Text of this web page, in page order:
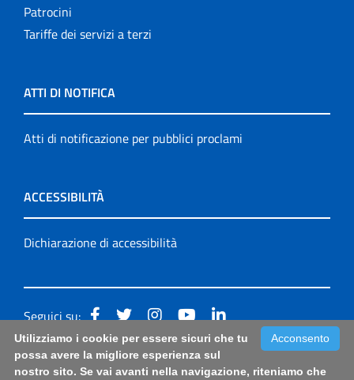
Patrocini
Tariffe dei servizi a terzi
ATTI DI NOTIFICA
Atti di notificazione per pubblici proclami
ACCESSIBILITÀ
Dichiarazione di accessibilità
Seguici su:
Accessibilità: form di segnalazione di prima istanza per
questa pagina|Note Legali | Sitemap
Acconsento
Utilizziamo i cookie per essere sicuri che tu
possa avere la migliore esperienza sul
nostro sito. Se vai avanti nella navigazione, riteniamo che